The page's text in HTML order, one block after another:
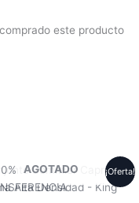
este producto
¡Oferta!
AGOTADO